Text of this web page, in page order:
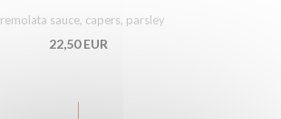
sauce, capers, parsley
22,50 EUR